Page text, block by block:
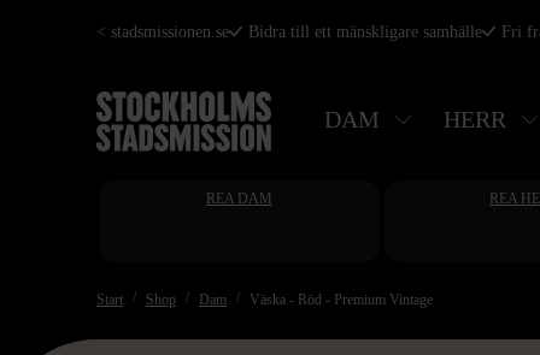
Hoppa
huvudinnehåll
< stadsmissionen.se Bidra till ett mänskligare samhälle Fri
DAM HERR
REA DAM REA
Start Shop Dam Väska - Röd - Premium Vintage